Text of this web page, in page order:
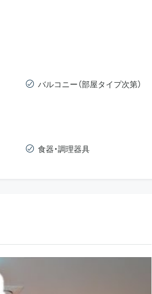
バルコニー（部屋タイプ次第）
食器・調理器具